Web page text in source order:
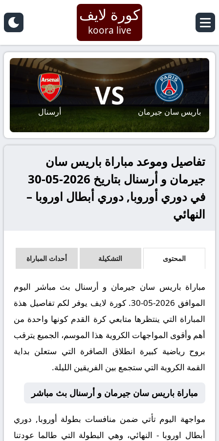
كورة لايف
koora live
باريس سان جيرمان
VS
أرسنال
تفاصيل وموعد مباراة باريس سان
جيرمان و أرسنال بتاريخ 2026-05-30
في دوري أوروبا, دوري أبطال اوروبا –
النهائي
المحتوى التشكيلة أحداث المباراة
مباراة باريس سان جيرمان و أرسنال بث مباشر اليوم
الموافق 2026-05-30. كورة لايف يوفر لكم تفاصيل هذة
المباراة التي ينتظرها متابعي كرة القدم كونها واحدة من
أهم وأقوى المواجهات الكروية هذا الموسم، الجميع يترقب
بروح رياضية كبيرة انطلاق الصافرة التي ستعلن بداية
القمة الكروية التي ستجمع بين الفريقين الليلة.
مباراة باريس سان جيرمان و أرسنال بث مباشر
مواجهة اليوم تأتي ضمن منافسات بطولة أوروبا, دوري
أبطال اوروبا - النهائي، وهي البطولة التي طالما عودتنا